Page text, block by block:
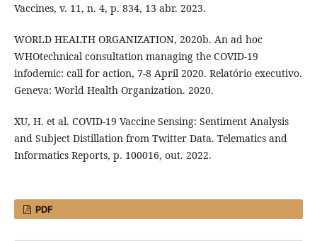
Vaccines, v. 11, n. 4, p. 834, 13 abr. 2023.
WORLD HEALTH ORGANIZATION, 2020b. An ad hoc
WHOtechnical consultation managing the COVID-19
infodemic: call for action, 7-8 April 2020. Relatório executivo.
Geneva: World Health Organization. 2020.
XU, H. et al. COVID-19 Vaccine Sensing: Sentiment Analysis
and Subject Distillation from Twitter Data. Telematics and
Informatics Reports, p. 100016, out. 2022.
PDF